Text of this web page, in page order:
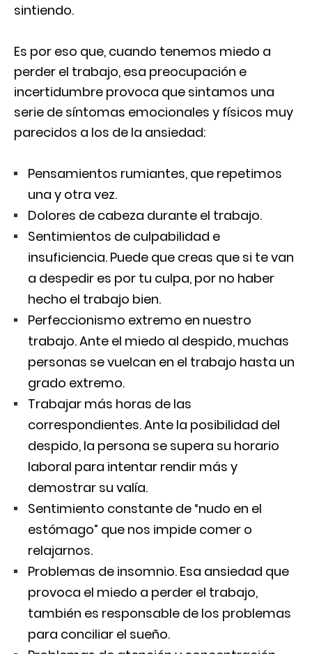
sintiendo.
Es por eso que, cuando tenemos miedo a
perder el trabajo, esa preocupación e
incertidumbre provoca que sintamos una
serie de síntomas emocionales y físicos muy
parecidos a los de la ansiedad:
Pensamientos rumiantes, que repetimos
una y otra vez.
Dolores de cabeza durante el trabajo.
Sentimientos de culpabilidad e
insuficiencia. Puede que creas que si te van
a despedir es por tu culpa, por no haber
hecho el trabajo bien.
Perfeccionismo extremo en nuestro
trabajo. Ante el miedo al despido, muchas
personas se vuelcan en el trabajo hasta un
grado extremo.
Trabajar más horas de las
correspondientes. Ante la posibilidad del
despido, la persona se supera su horario
laboral para intentar rendir más y
demostrar su valía.
Sentimiento constante de “nudo en el
estómago” que nos impide comer o
relajarnos.
Problemas de insomnio. Esa ansiedad que
provoca el miedo a perder el trabajo,
también es responsable de los problemas
para conciliar el sueño.